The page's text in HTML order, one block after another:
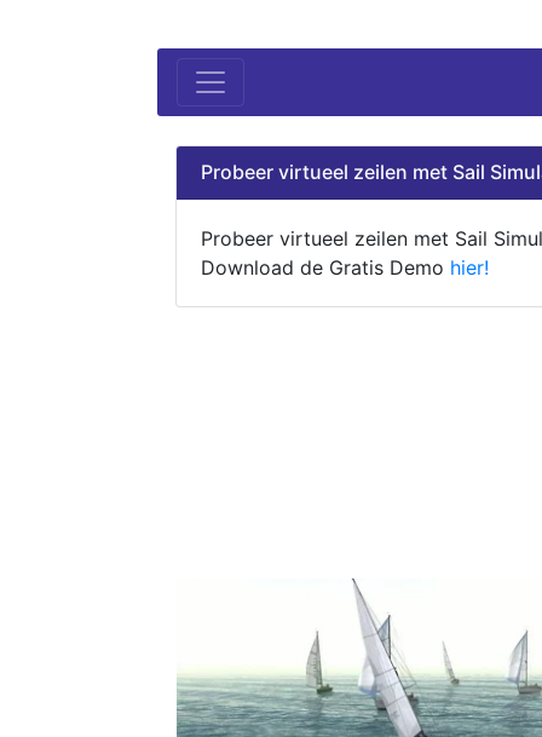
Probeer virtueel zeilen met Sail
Probeer virtueel zeilen met Sail
Download de Gratis Demo hier!